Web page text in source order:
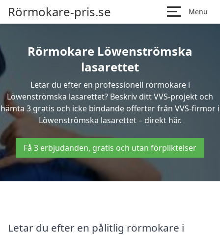
Rörmokare-pris.se Menu
Rörmokare Löwenströmska
lasarettet
Letar du efter en professionell rörmokare i
Löwenströmska lasarettet? Beskriv ditt VVS-projekt och
hämta 3 gratis och icke bindande offerter från VVS-firmor i
Löwenströmska lasarettet – direkt här.
Få 3 erbjudanden, gratis och utan förpliktelser
Letar du efter en pålitlig rörmokare i